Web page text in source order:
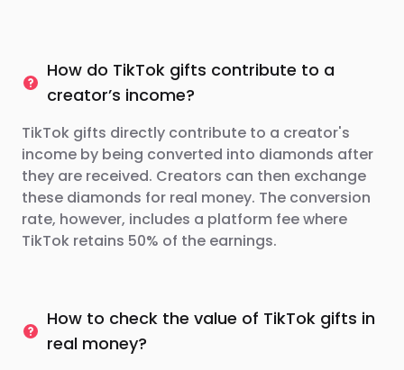
How do TikTok gifts contribute to a
creator’s income?
TikTok gifts directly contribute to a creator's
income by being converted into diamonds after
they are received. Creators can then exchange
these diamonds for real money. The conversion
rate, however, includes a platform fee where
TikTok retains 50% of the earnings.
How to check the value of TikTok gifts in
real money?